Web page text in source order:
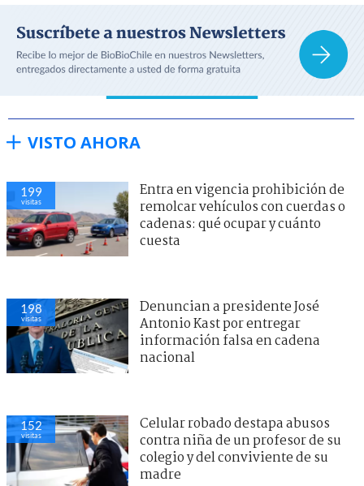
VISTO AHORA
199
visitas
Entra en vigencia prohibición de
remolcar vehículos con cuerdas o
cadenas: qué ocupar y cuánto
cuesta
198
visitas
Denuncian a presidente José
Antonio Kast por entregar
información falsa en cadena
nacional
152
visitas
Celular robado destapa abusos
contra niña de un profesor de su
colegio y del conviviente de su
madre